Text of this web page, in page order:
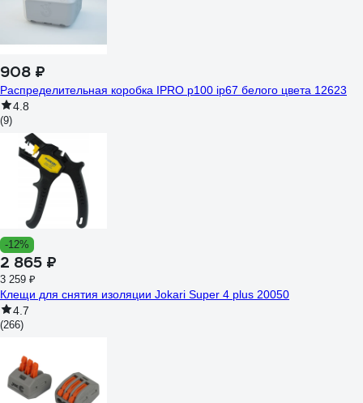
908 ₽
Распределительная коробка IPRO р100 ip67 белого цвета 12623
4.8
(9)
-12%
2 865 ₽
3 259 ₽
Клещи для снятия изоляции Jokari Super 4 plus 20050
4.7
(266)